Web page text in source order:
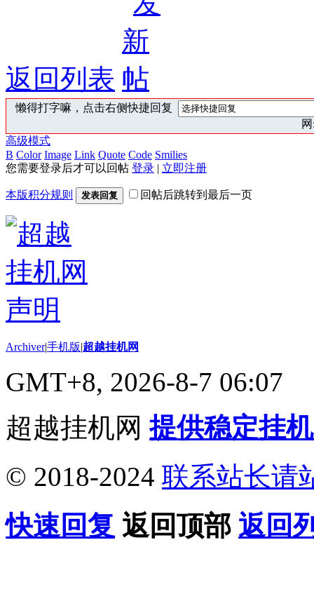
返回列表
懒得打字嘛，点击右侧快捷回复
高级模式
B Color Image Link Quote Code Smilies
您需要登录后才可以回帖 登录 | 立即注册
本版积分规则 发表回复 回帖后跳转到最后一页
Archiver|手机版|超越挂机网
GMT+8, 2026-8-7 06:07
超越挂机网提供稳定挂
© 2018-2024 联系站长请
快速回复 返回顶部 返回